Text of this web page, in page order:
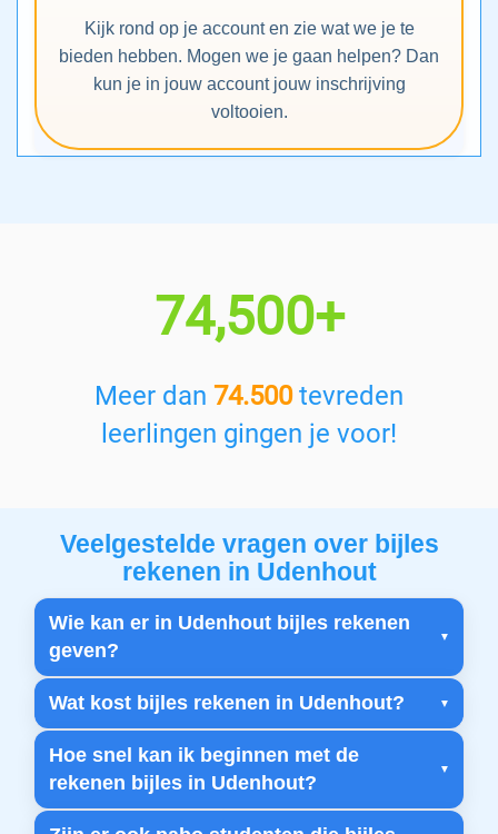
Kijk rond op je account en zie wat we je te
bieden hebben. Mogen we je gaan helpen? Dan
kun je in jouw account jouw inschrijving
voltooien.
74,500+
Meer dan 74.500tevreden
leerlingen gingen je voor!
Veelgestelde vragen over bijles
rekenen in Udenhout
Wie kan er in Udenhout bijles rekenen
geven?
Wat kost bijles rekenen in Udenhout?
Hoe snel kan ik beginnen met de
rekenen bijles in Udenhout?